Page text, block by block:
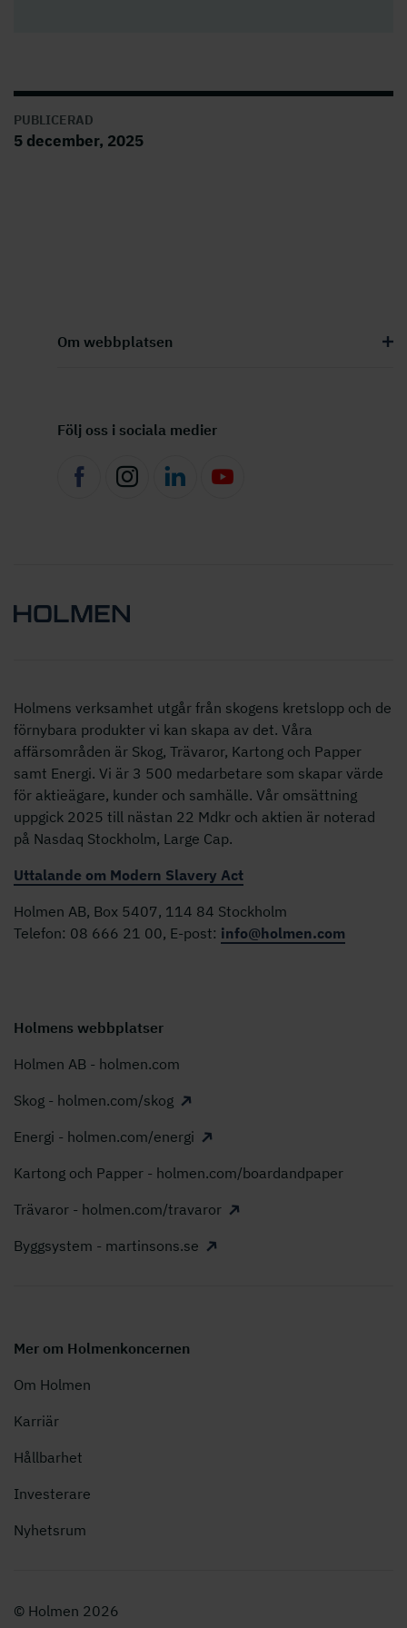
PUBLICERAD
5 december, 2025
Om webbplatsen
Följ oss i sociala medier
Holmens verksamhet utgår från skogens kretslopp och de
förnybara produkter vi kan skapa av det. Våra
affärsområden är Skog, Trävaror, Kartong och Papper
samt Energi. Vi är 3 500 medarbetare som skapar värde
för aktieägare, kunder och samhälle. Vår omsättning
uppgick 2025 till nästan 22 Mdkr och aktien är noterad
på Nasdaq Stockholm, Large Cap.
Uttalande om Modern Slavery Act
Holmen AB, Box 5407, 114 84 Stockholm
Telefon: 08 666 21 00, E-post: info@holmen.com
Holmens webbplatser
Holmen AB - holmen.com
Skog - holmen.com/skog
Energi - holmen.com/energi
Kartong och Papper - holmen.com/boardandpaper
Trävaror - holmen.com/travaror
Byggsystem - martinsons.se
Mer om Holmenkoncernen
Om Holmen
Karriär
Hållbarhet
Investerare
Nyhetsrum
© Holmen 2026